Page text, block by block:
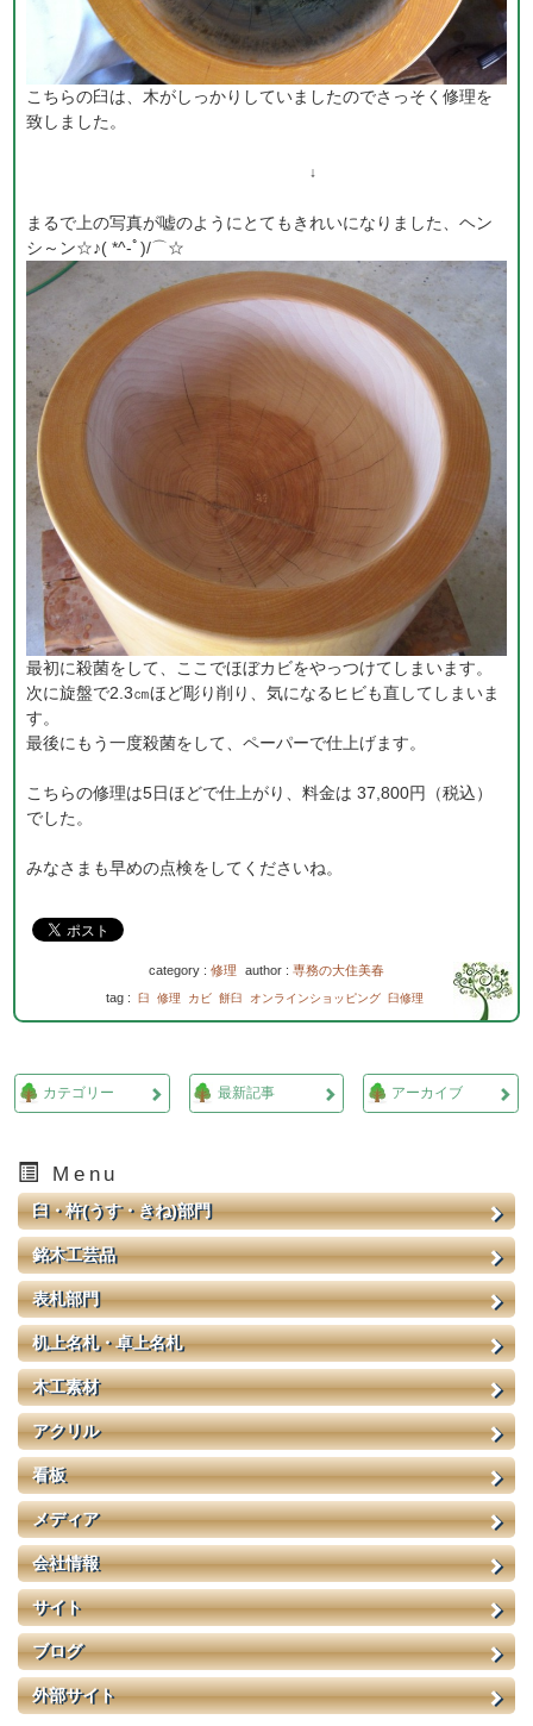
こちらの臼は、木がしっかりしていましたのでさっそく修理を
致しました。
↓
まるで上の写真が嘘のようにとてもきれいになりました、ヘン
シ～ン☆♪( *^-ﾟ)/⌒☆
最初に殺菌をして、ここでほぼカビをやっつけてしまいます。
次に旋盤で2.3㎝ほど彫り削り、気になるヒビも直してしまいま
す。
最後にもう一度殺菌をして、ペーパーで仕上げます。
こちらの修理は5日ほどで仕上がり、料金は 37,800円（税込）
でした。
みなさまも早めの点検をしてくださいね。
category : 修理 author :専務の大住美春
tag : 臼 修理 カビ 餅臼 オンラインショッピング 臼修理
カテゴリー 最新記事 アーカイブ
Menu
臼・杵(うす・きね)部門
銘木工芸品
表札部門
机上名札・卓上名札
木工素材
アクリル
看板
メディア
会社情報
サイト
ブログ
外部サイト